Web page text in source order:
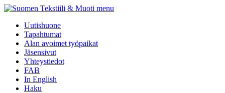
menu
Uutishuone
Tapahtumat
Alan avoimet työpaikat
Jäsensivut
Yhteystiedot
FAB
In English
Haku